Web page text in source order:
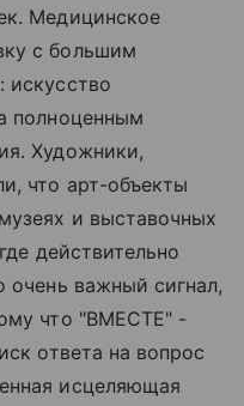
Медицинское
с большим
искусство
полноценным
Художники,
что арт-объекты
и выставочных
действительно
очень важный сигнал,
что "ВМЕСТЕ" -
ответа на вопрос
исцеляющая